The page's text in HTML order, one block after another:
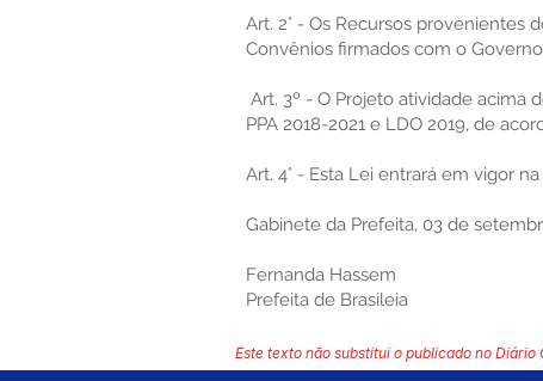
Art. 2° - Os Recursos provenientes
Convênios firmados com o
Art. 3º - O Projeto atividade acima
PPA 2018-2021 e LDO 2019, de
Art. 4° - Esta Lei entrará em vigor
Gabinete da Prefeita, 03 de
Fernanda Hassem
Prefeita de Brasileia
Este texto não substitui o publicado no